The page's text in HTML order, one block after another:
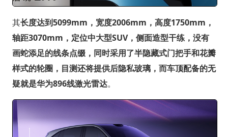
其长度达到5099mm，宽度2006mm，高度1750mm，
轴距3070mm，定位中大型SUV，侧面造型干练，没有
画蛇添足的线条点缀，同时采用了半隐藏式门把手和花瓣
样式的轮圈，目测还将提供后隐私玻璃，而车顶配备的无
疑就是华为896线激光雷达。